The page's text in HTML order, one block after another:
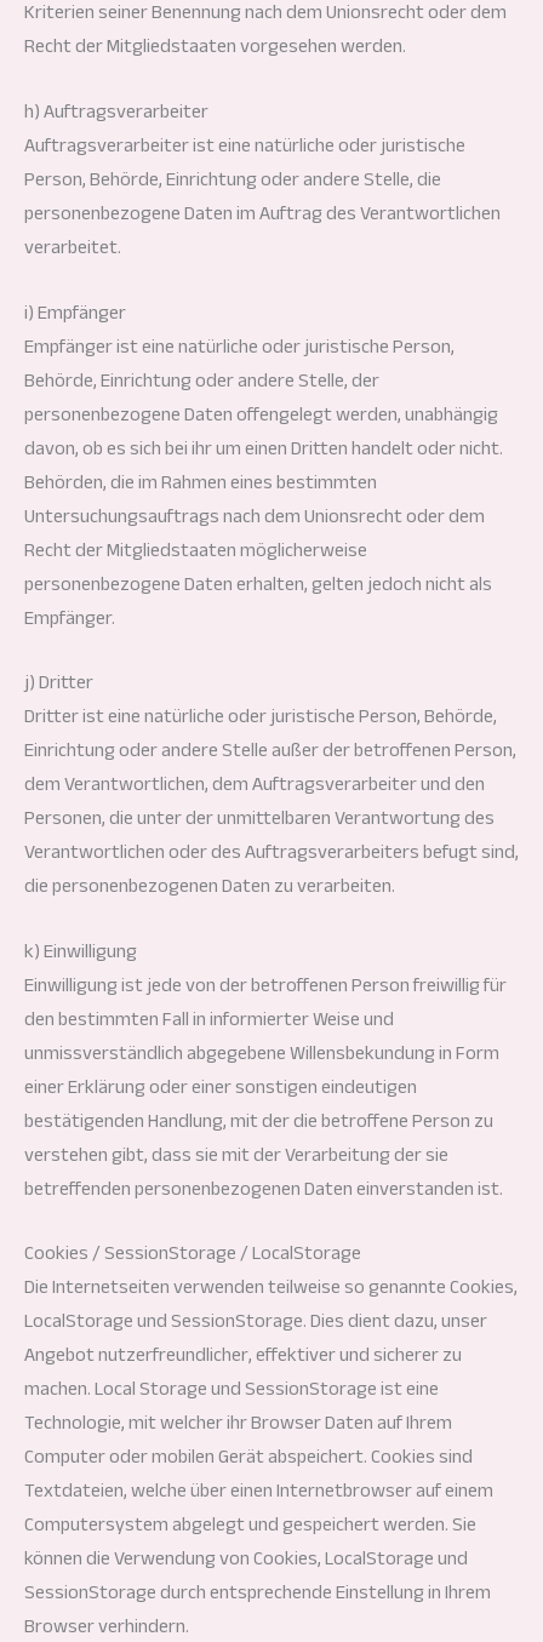
Kriterien seiner Benennung nach dem Unionsrecht oder dem
Recht der Mitgliedstaaten vorgesehen werden.
h) Auftragsverarbeiter
Auftragsverarbeiter ist eine natürliche oder juristische
Person, Behörde, Einrichtung oder andere Stelle, die
personenbezogene Daten im Auftrag des Verantwortlichen
verarbeitet.
i) Empfänger
Empfänger ist eine natürliche oder juristische Person,
Behörde, Einrichtung oder andere Stelle, der
personenbezogene Daten offengelegt werden, unabhängig
davon, ob es sich bei ihr um einen Dritten handelt oder nicht.
Behörden, die im Rahmen eines bestimmten
Untersuchungsauftrags nach dem Unionsrecht oder dem
Recht der Mitgliedstaaten möglicherweise
personenbezogene Daten erhalten, gelten jedoch nicht als
Empfänger.
j) Dritter
Dritter ist eine natürliche oder juristische Person, Behörde,
Einrichtung oder andere Stelle außer der betroffenen Person,
dem Verantwortlichen, dem Auftragsverarbeiter und den
Personen, die unter der unmittelbaren Verantwortung des
Verantwortlichen oder des Auftragsverarbeiters befugt sind,
die personenbezogenen Daten zu verarbeiten.
k) Einwilligung
Einwilligung ist jede von der betroffenen Person freiwillig für
den bestimmten Fall in informierter Weise und
unmissverständlich abgegebene Willensbekundung in Form
einer Erklärung oder einer sonstigen eindeutigen
bestätigenden Handlung, mit der die betroffene Person zu
verstehen gibt, dass sie mit der Verarbeitung der sie
betreffenden personenbezogenen Daten einverstanden ist.
Cookies / SessionStorage / LocalStorage
Die Internetseiten verwenden teilweise so genannte Cookies,
LocalStorage und SessionStorage. Dies dient dazu, unser
Angebot nutzerfreundlicher, effektiver und sicherer zu
machen. Local Storage und SessionStorage ist eine
Technologie, mit welcher ihr Browser Daten auf Ihrem
Computer oder mobilen Gerät abspeichert. Cookies sind
Textdateien, welche über einen Internetbrowser auf einem
Computersystem abgelegt und gespeichert werden. Sie
können die Verwendung von Cookies, LocalStorage und
SessionStorage durch entsprechende Einstellung in Ihrem
Browser verhindern.